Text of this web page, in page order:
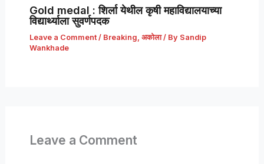
Gold medal : शिर्ला येथील कृषी महाविद्यालयाच्या
विद्यार्थ्याला सुवर्णपदक
Leave a Comment / Breaking अकोला/ By Sandip
Wankhade
Leave a Comment